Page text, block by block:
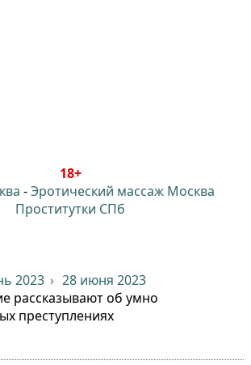
18+
-Эротический массаж Москва
Проститутки СПб
2023
28 июня 2023
рассказывают об умно
преступлениях